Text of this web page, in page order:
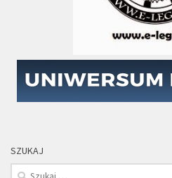
SZUKAJ
Szukaj: